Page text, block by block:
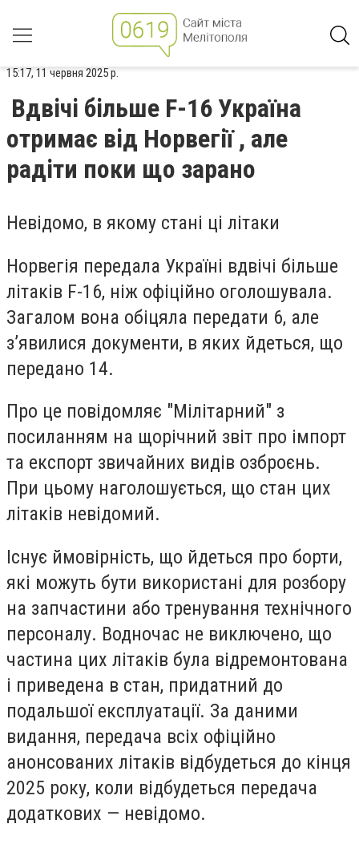
15:17, 11 червня 2025 р.
Вдвічі більше F-16 Україна
отримає від Норвегії , але
радіти поки що зарано
Невідомо, в якому стані ці літаки
Норвегія передала Україні вдвічі більше
літаків F-16, ніж офіційно оголошувала.
Загалом вона обіцяла передати 6, але
з’явилися документи, в яких йдеться, що
передано 14.
Про це повідомляє "Мілітарний" з
посиланням на щорічний звіт про імпорт
та експорт звичайних видів озброєнь.
При цьому наголошується, що стан цих
літаків невідомий.
Існує ймовірність, що йдеться про борти,
які можуть бути використані для розбору
на запчастини або тренування технічного
персоналу. Водночас не виключено, що
частина цих літаків була відремонтована
і приведена в стан, придатний до
подальшої експлуатації. За даними
видання, передача всіх офіційно
анонсованих літаків відбудеться до кінця
2025 року, коли відбудеться передача
додаткових — невідомо.